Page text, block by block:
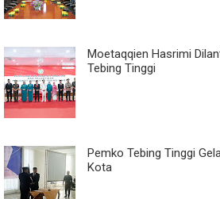
Moetaqqien Hasrimi
Tebing Tinggi
Pemko Tebing Tinggi
Kota